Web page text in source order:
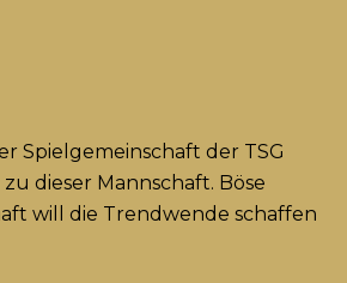
Spielgemeinschaft der TSG
dieser Mannschaft. Böse
will die Trendwende schaffen